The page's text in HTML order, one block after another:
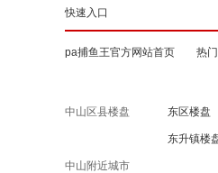
快速入口
pa捕鱼王官方网站首页 热
中山区县楼盘 东区楼盘
东升镇楼
中山附近城市